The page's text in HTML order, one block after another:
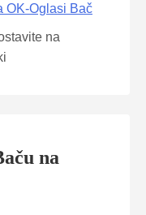
na
na